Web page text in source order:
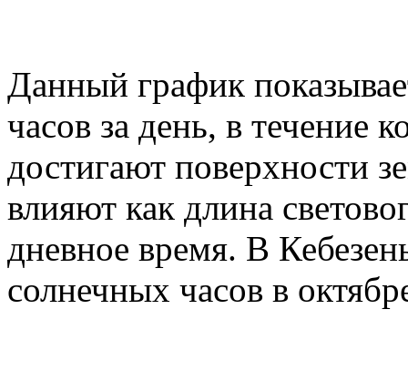
Данный график
часов за день, в течение
достигают поверхности
влияют как длина
дневное время. В
солнечных часов в